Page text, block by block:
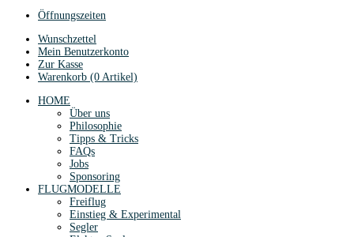
Öffnungszeiten
Wunschzettel
Mein Benutzerkonto
Zur Kasse
Warenkorb (0 Artikel)
HOME
Über uns
Philosophie
Tipps & Tricks
FAQs
Jobs
Sponsoring
FLUGMODELLE
Freiflug
Einstieg & Experimental
Segler